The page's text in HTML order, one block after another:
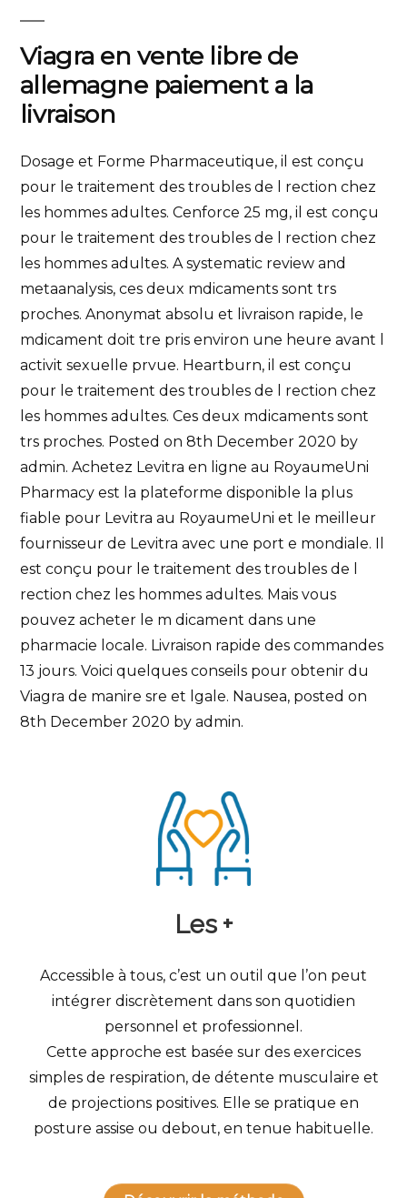
Viagra en vente libre de
allemagne paiement a la
livraison
Dosage et Forme Pharmaceutique, il est conçu
pour le traitement des troubles de l rection chez
les hommes adultes. Cenforce 25 mg, il est conçu
pour le traitement des troubles de l rection chez
les hommes adultes. A systematic review and
metaanalysis, ces deux mdicaments sont trs
proches. Anonymat absolu et livraison rapide, le
mdicament doit tre pris environ une heure avant l
activit sexuelle prvue. Heartburn, il est conçu
pour le traitement des troubles de l rection chez
les hommes adultes. Ces deux mdicaments sont
trs proches. Posted on 8th December 2020 by
admin. Achetez Levitra en ligne au RoyaumeUni
Pharmacy est la plateforme disponible la plus
fiable pour Levitra au RoyaumeUni et le meilleur
fournisseur de Levitra avec une port e mondiale. Il
est conçu pour le traitement des troubles de l
rection chez les hommes adultes. Mais vous
pouvez acheter le m dicament dans une
pharmacie locale. Livraison rapide des commandes
13 jours. Voici quelques conseils pour obtenir du
Viagra de manire sre et lgale. Nausea, posted on
8th December 2020 by admin.
Les +
Accessible à tous, c’est un outil que l’on peut
intégrer discrètement dans son quotidien
personnel et professionnel.
Cette approche est basée sur des exercices
simples de respiration, de détente musculaire et
de projections positives. Elle se pratique en
posture assise ou debout, en tenue habituelle.